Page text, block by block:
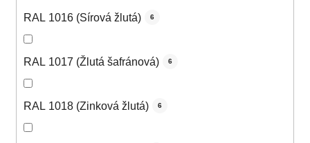
RAL 1016 (Sírová žlutá) 6
RAL 1017 (Žlutá šafránová) 6
RAL 1018 (Zinková žlutá) 6